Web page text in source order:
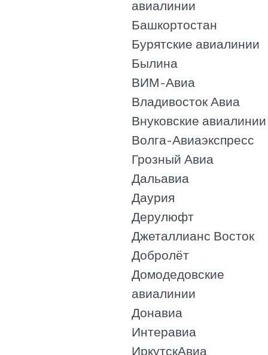
авиалинии
Башкортостан
Бурятские авиалинии
Былина
ВИМ-Авиа
Владивосток Авиа
Внуковские авиалинии
Волга-Авиаэкспресс
Грозный Авиа
Дальавиа
Даурия
Дерулюфт
Джеталлианс Восток
Добролёт
Домодедовские
авиалинии
Донавиа
Интеравиа
ИркутскАвиа